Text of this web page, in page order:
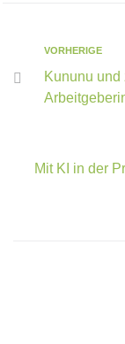
VORHERIGE
Kununu
Mit KI in der